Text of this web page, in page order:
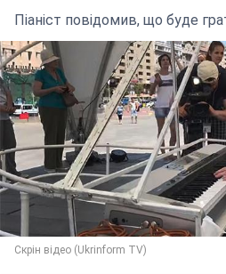
Піаніст повідомив, що буде
Скрін відео (Ukrinform TV)